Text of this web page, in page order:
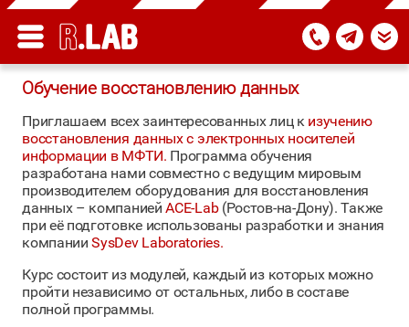
Обучение восстановлению данных
Приглашаем всех заинтересованных лиц к изучению
восстановления данных с электронных носителей
информации в МФТИ. Программа обучения
разработана нами совместно с ведущим мировым
производителем оборудования для восстановления
данных – компаниейACE-Lab(Ростов-на-Дону). Также
при её подготовке использованы разработки и знания
компанииSysDev Laboratories.
Курс состоит из модулей, каждый из которых можно
пройти независимо от остальных, либо в составе
полной программы.